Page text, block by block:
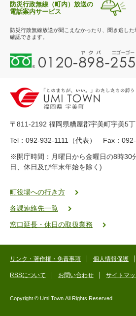
防災行政無線（町内）放送の
電話案内サービス
防災行政無線放送が聞こえなかったり、聞き逃し
確認できます。
0
1
-
8
-
5
5
ク
二
ゴ
〒811-2192 福岡県糟屋郡宇美町宇美5
Tel：092-932-1111（代表） Fax：092-
※開庁時間：月曜日から金曜日の8時30
日、休日及び年末年始を除く)
町役場への行き方
各課連絡先一覧
窓口延長・休日の取扱業務
リンク・著作権・免責事項 個人情報保護
RSSについて お問い合わせ サイトマ
Copyright © Umi Town.All Rights Reserved.